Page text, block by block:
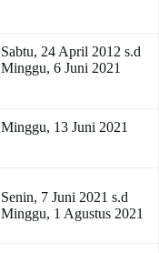
Sabtu, 24 April 2012 s.d
Minggu, 6 Juni 2021
Minggu, 13 Juni 2021
Senin, 7 Juni 2021 s.d
Minggu, 1 Agustus 2021